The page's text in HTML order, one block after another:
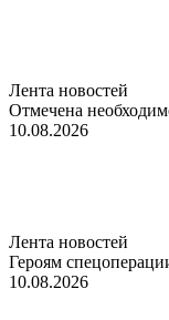
Лента новостей
Отмечена
10.08.2026
Лента новостей
Героям
10.08.2026